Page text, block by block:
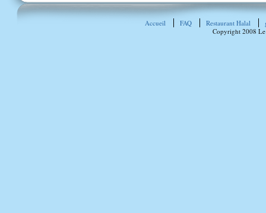
Accueil FAQ Restaurant Halal
Copyright 2008